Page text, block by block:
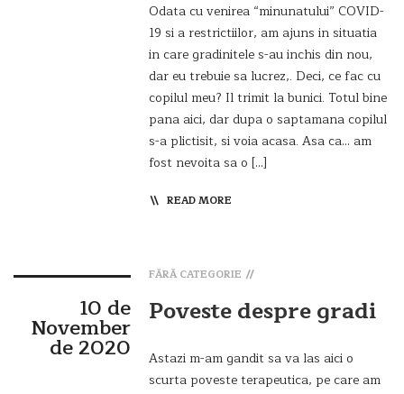
Odata cu venirea “minunatului” COVID-
19 si a restrictiilor, am ajuns in situatia
in care gradinitele s-au inchis din nou,
dar eu trebuie sa lucrez,. Deci, ce fac cu
copilul meu? Il trimit la bunici. Totul bine
pana aici, dar dupa o saptamana copilul
s-a plictisit, si voia acasa. Asa ca… am
fost nevoita sa o […]
READ MORE
10 de
November
de 2020
FĂRĂ CATEGORIE
Poveste despre gradi
Astazi m-am gandit sa va las aici o
scurta poveste terapeutica, pe care am